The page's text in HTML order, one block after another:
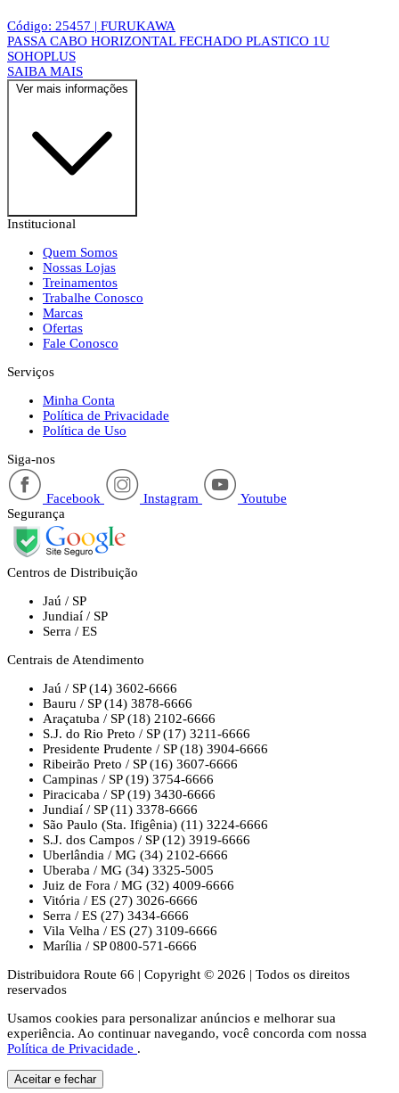
Código: 25457 | FURUKAWA
PASSA CABO HORIZONTAL FECHADO PLASTICO 1U
SOHOPLUS
SAIBA MAIS
Ver mais informações
Institucional
Quem Somos
Nossas Lojas
Treinamentos
Trabalhe Conosco
Marcas
Ofertas
Fale Conosco
Serviços
Minha Conta
Política de Privacidade
Política de Uso
Siga-nos
Facebook Instagram
Youtube
Segurança
Centros de Distribuição
Jaú / SP
Jundiaí / SP
Serra / ES
Centrais de Atendimento
Jaú / SP (14) 3602-6666
Bauru / SP (14) 3878-6666
Araçatuba / SP (18) 2102-6666
S.J. do Rio Preto / SP (17) 3211-6666
Presidente Prudente / SP (18) 3904-6666
Ribeirão Preto / SP (16) 3607-6666
Campinas / SP (19) 3754-6666
Piracicaba / SP (19) 3430-6666
Jundiaí / SP (11) 3378-6666
São Paulo (Sta. Ifigênia) (11) 3224-6666
S.J. dos Campos / SP (12) 3919-6666
Uberlândia / MG (34) 2102-6666
Uberaba / MG (34) 3325-5005
Juiz de Fora / MG (32) 4009-6666
Vitória / ES (27) 3026-6666
Serra / ES (27) 3434-6666
Vila Velha / ES (27) 3109-6666
Marília / SP 0800-571-6666
Distribuidora Route 66 | Copyright © 2026 | Todos os direitos
reservados
Usamos cookies para personalizar anúncios e melhorar sua
experiência. Ao continuar navegando, você concorda com nossa
Política de Privacidade .
Aceitar e fechar